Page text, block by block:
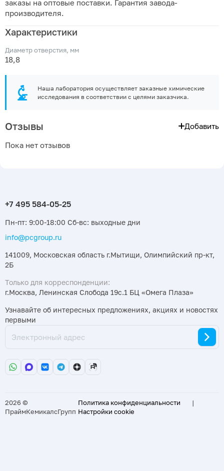
заказы на оптовые поставки. Гарантия завода-
производителя.
Характеристики
Диаметр отверстия, мм
18,8
Наша лаборатория осуществляет заказные химические
исследования в соответствии с целями заказчика.
Отзывы Добавить
Пока нет отзывов
Пн-пт: 9:00-18:00 Сб-вс: выходные дни
info@pcgroup.ru
141009, Московская область г.Мытищи, Олимпийский пр-кт,
2Б
Только для корреспонденции:
г.Москва, Ленинская Слобода 19с.1 БЦ «Омега Плаза»
Узнавайте об интересных предложениях, акциях и новостях
первыми
2026 ©
ПраймКемикалсГрупп
Политика конфиденциальности
|
Настройки cookie